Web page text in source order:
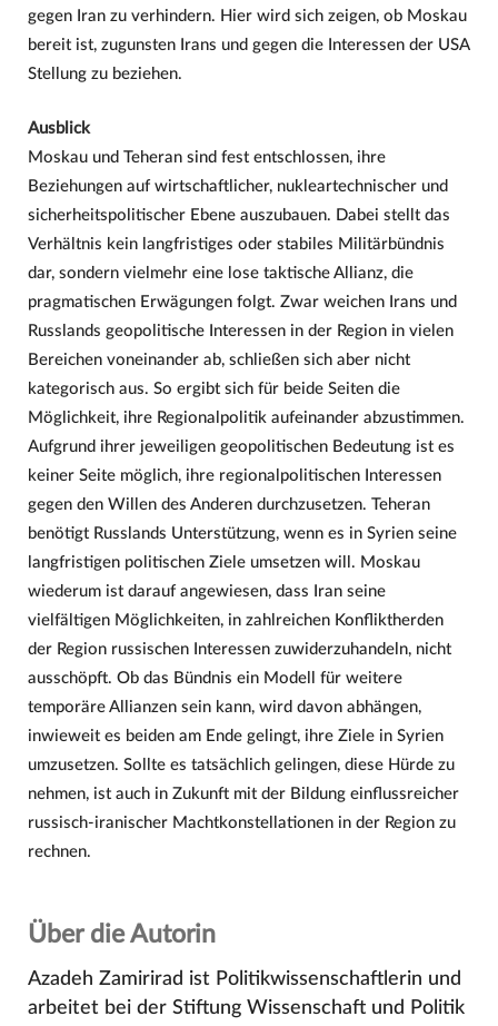
gegen Iran zu verhindern. Hier wird sich zeigen, ob Moskau
bereit ist, zugunsten Irans und gegen die Interessen der USA
Stellung zu beziehen.
Ausblick
Moskau und Teheran sind fest entschlossen, ihre
Beziehungen auf wirtschaftlicher, nukleartechnischer und
sicherheitspolitischer Ebene auszubauen. Dabei stellt das
Verhältnis kein langfristiges oder stabiles Militärbündnis
dar, sondern vielmehr eine lose taktische Allianz, die
pragmatischen Erwägungen folgt. Zwar weichen Irans und
Russlands geopolitische Interessen in der Region in vielen
Bereichen voneinander ab, schließen sich aber nicht
kategorisch aus. So ergibt sich für beide Seiten die
Möglichkeit, ihre Regionalpolitik aufeinander abzustimmen.
Aufgrund ihrer jeweiligen geopolitischen Bedeutung ist es
keiner Seite möglich, ihre regionalpolitischen Interessen
gegen den Willen des Anderen durchzusetzen. Teheran
benötigt Russlands Unterstützung, wenn es in Syrien seine
langfristigen politischen Ziele umsetzen will. Moskau
wiederum ist darauf angewiesen, dass Iran seine
vielfältigen Möglichkeiten, in zahlreichen Konfliktherden
der Region russischen Interessen zuwiderzuhandeln, nicht
ausschöpft. Ob das Bündnis ein Modell für weitere
temporäre Allianzen sein kann, wird davon abhängen,
inwieweit es beiden am Ende gelingt, ihre Ziele in Syrien
umzusetzen. Sollte es tatsächlich gelingen, diese Hürde zu
nehmen, ist auch in Zukunft mit der Bildung einflussreicher
russisch-iranischer Machtkonstellationen in der Region zu
rechnen.
Über die Autorin
Azadeh Zamirirad ist Politikwissenschaftlerin und
arbeitet bei der Stiftung Wissenschaft und Politik